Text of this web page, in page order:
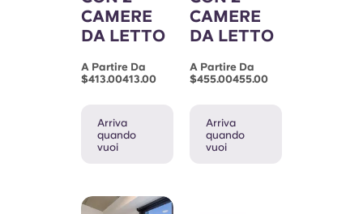
CAMERE
DA LETTO
A Partire Da
$413.00413.00
Arriva
quando
vuoi
CAMERE
DA LETTO
A Partire Da
$455.00455.00
Arriva
quando
vuoi